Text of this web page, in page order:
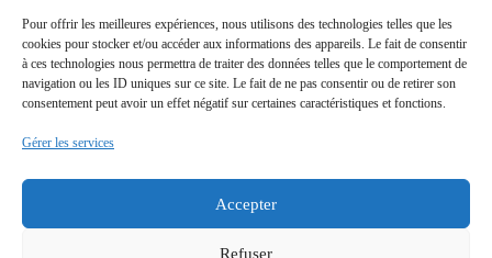
Pour offrir les meilleures expériences, nous utilisons des technologies telles que les
cookies pour stocker et/ou accéder aux informations des appareils. Le fait de consentir
à ces technologies nous permettra de traiter des données telles que le comportement de
navigation ou les ID uniques sur ce site. Le fait de ne pas consentir ou de retirer son
consentement peut avoir un effet négatif sur certaines caractéristiques et fonctions.
Gérer les services
Accepter
Refuser
Actualités
Suivez l’actualité, l’agenda, les projets et les
événements du Conseil des Gabonais de France sur nos
réseaux sociaux